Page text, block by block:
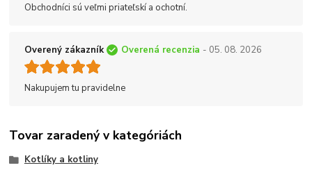
Obchodníci sú veľmi priateľskí a ochotní.
Overený zákazník Overená recenzia - 05. 08. 2026
Nakupujem tu pravidelne
Tovar zaradený v kategóriách
Kotlíky a kotliny